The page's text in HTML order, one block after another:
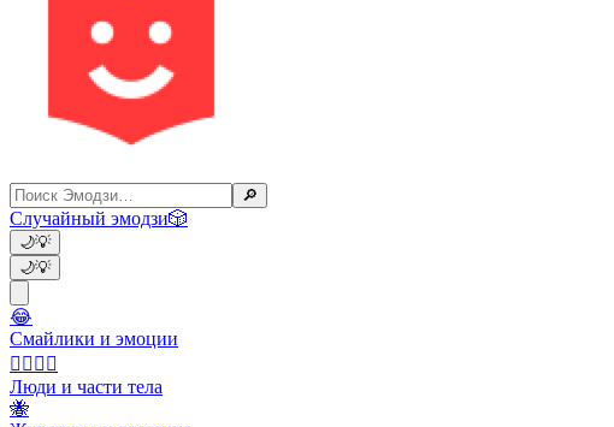
🔎
Случайный эмодзи🎲
🌙💡
🌙💡
😂
Смайлики и эмоции
👩‍❤️‍💋‍👨
Люди и части тела
🐝